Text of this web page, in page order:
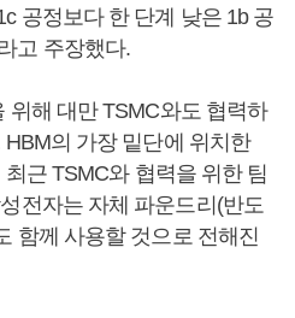
공정보다 한 단계 낮은 1b 공
고 주장했다.
위해 대만 TSMC와도 협력하
의 가장 밑단에 위치한
근 TSMC와 협력을 위한 팀
전자는 자체 파운드리(반도
함께 사용할 것으로 전해진